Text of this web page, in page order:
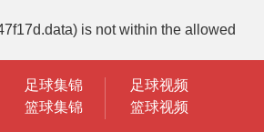
is not within the allowed
足球集锦
篮球集锦
足球视频
篮球视频